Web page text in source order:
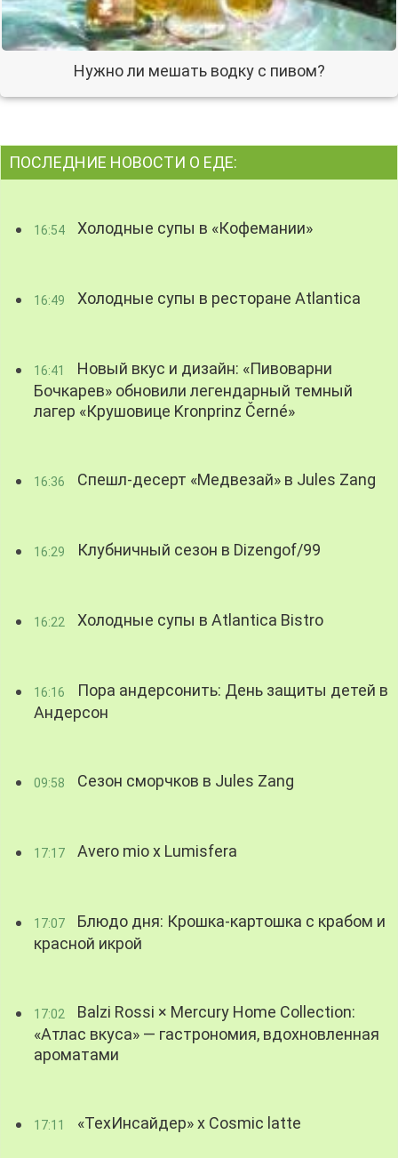
Нужно ли мешать водку с пивом?
ПОСЛЕДНИЕ НОВОСТИ О ЕДЕ:
16:54 Холодные супы в «Кофемании»
16:49 Холодные супы в ресторане Atlantica
16:41
Новый вкус и дизайн: «Пивоварни
Бочкарев» обновили легендарный темный
лагер «Крушовице Kronprinz Černé»
16:36 Спешл-десерт «Медвезай» в Jules Zang
16:29 Клубничный сезон в Dizengof/99
16:22 Холодные супы в Atlantica Bistro
16:16
Пора андерсонить: День защиты детей в
Андерсон
09:58 Сезон сморчков в Jules Zang
17:17 Avero mio x Lumisfera
17:07
Блюдо дня: Крошка-картошка с крабом и
красной икрой
17:02
Balzi Rossi × Mercury Home Collection:
«Атлас вкуса» — гастрономия, вдохновленная
ароматами
17:11 «ТехИнсайдер» х Cosmic latte